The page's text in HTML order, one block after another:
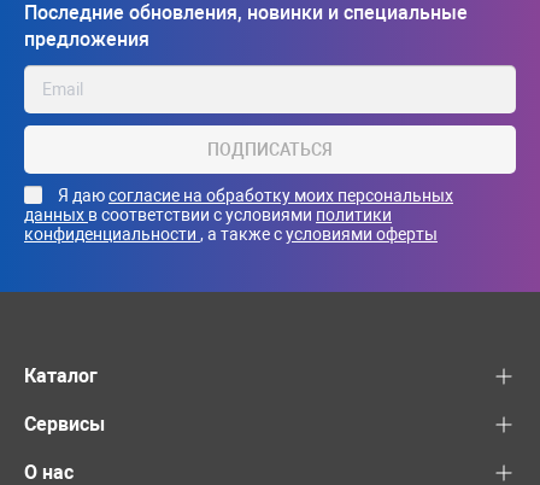
Последние обновления, новинки и специальные
предложения
ПОДПИСАТЬСЯ
Я даюсогласие на обработку моих персональных
данных в соответствии с условиями политики
конфиденциальности , а также сусловиями оферты
Каталог
Сервисы
О нас